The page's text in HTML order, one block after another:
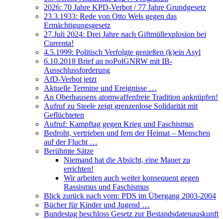
2026: 70 Jahre KPD-Verbot / 77 Jahre Grundgesetz
23.3.1933: Rede von Otto Wels gegen das
Ermächtigungsgesetz
27.Juli 2024: Drei Jahre nach Giftmüllexplosion bei
Currenta!
4.5.1999: Politisch Verfolgte genießen (k)ein Asyl
6.10.2018 Brief an noPolGNRW mit IB-
Ausschlussforderung
AfD-Verbot jetzt
Aktuelle Termine und Ereignisse …
An Oberhausens atomwaffenfreie Tradition anknüpfen!
Aufruf zu Steele zeigt grenzenlose Solidarität mit
Geflüchteten
Aufruf: Kampftag gegen Krieg und Faschismus
Bedroht, vertrieben und fern der Heimat – Menschen
auf der Flucht …
Berühmte Sätze
Niemand hat die Absicht, eine Mauer zu
errichten!
Wir arbeiten auch weiter konsequent gegen
Rassismus und Faschismus
Blick zurück nach vorn: PDS im Übergang 2003-2004
Bücher für Kinder und Jugend …
Bundestag beschloss Gesetz zur Bestandsdatenauskunft